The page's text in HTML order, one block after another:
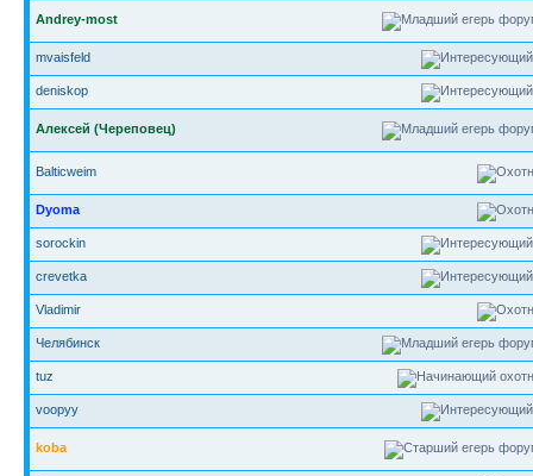
Andrey-most
mvaisfeld
deniskop
Алексей (Череповец)
Balticweim
Dyoma
sorockin
crevetka
Vladimir
Челябинск
tuz
voopyy
koba